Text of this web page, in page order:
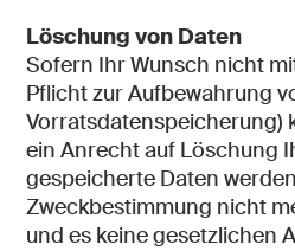
Löschung von Daten
Sofern Ihr Wunsch nicht
Pflicht zur Aufbewahrung
Vorratsdatenspeicherung)
ein Anrecht auf Löschung
gespeicherte Daten
Zweckbestimmung nicht
und es keine gesetzlichen